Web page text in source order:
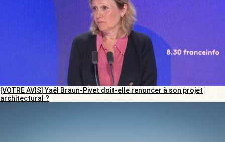
[VOTRE AVIS] Yaël Braun-Pivet doit-elle renoncer à son projet
architectural ?